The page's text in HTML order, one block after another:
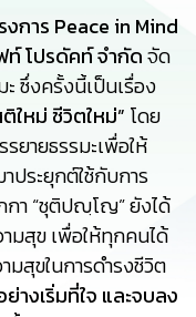
งการ Peace in Mind
ท์ โปรดัคท์ จำกัดจัด
ซึ่งครั้งนี้เป็นเรื่อง
ใหม่ ชีวิตใหม่” โดย
ายธรรมะเพื่อให้
ประยุกต์ใช้กับการ
กา “ชุติปญฺโญ” ยังได้
มสุข เพื่อให้ทุกคนได้
มสุขในการดำรงชีวิต
ย่างเริ่มที่ใจ และจบลง